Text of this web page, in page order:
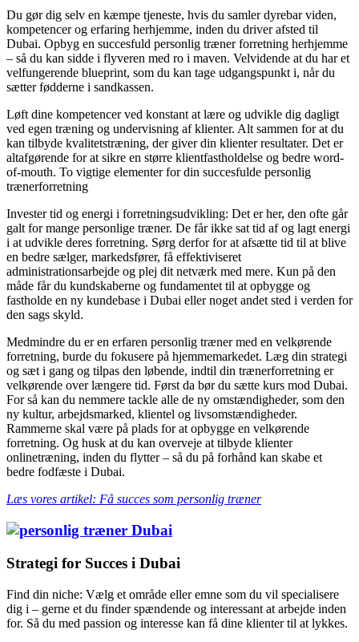
Du gør dig selv en kæmpe tjeneste, hvis du samler dyrebar viden,
kompetencer og erfaring herhjemme, inden du driver afsted til
Dubai. Opbyg en succesfuld personlig træner forretning herhjemme
– så du kan sidde i flyveren med ro i maven. Velvidende at du har et
velfungerende blueprint, som du kan tage udgangspunkt i, når du
sætter fødderne i sandkassen.
Løft dine kompetencer ved konstant at lære og udvikle dig dagligt
ved egen træning og undervisning af klienter. Alt sammen for at du
kan tilbyde kvalitetstræning, der giver din klienter resultater. Det er
altafgørende for at sikre en større klientfastholdelse og bedre word-
of-mouth. To vigtige elementer for din succesfulde personlig
trænerforretning
Invester tid og energi i forretningsudvikling: Det er her, den ofte går
galt for mange personlige træner. De får ikke sat tid af og lagt energi
i at udvikle deres forretning. Sørg derfor for at afsætte tid til at blive
en bedre sælger, markedsfører, få effektiviseret
administrationsarbejde og plej dit netværk med mere. Kun på den
måde får du kundskaberne og fundamentet til at opbygge og
fastholde en ny kundebase i Dubai eller noget andet sted i verden for
den sags skyld.
Medmindre du er en erfaren personlig træner med en velkørende
forretning, burde du fokusere på hjemmemarkedet. Læg din strategi
og sæt i gang og tilpas den løbende, indtil din trænerforretning er
velkørende over længere tid. Først da bør du sætte kurs mod Dubai.
For så kan du nemmere tackle alle de ny omstændigheder, som den
ny kultur, arbejdsmarked, klientel og livsomstændigheder.
Rammerne skal være på plads for at opbygge en velkørende
forretning. Og husk at du kan overveje at tilbyde klienter
onlinetræning, inden du flytter – så du på forhånd kan skabe et
bedre fodfæste i Dubai.
Læs vores artikel: Få succes som personlig træner
Strategi for Succes i Dubai
Find din niche: Vælg et område eller emne som du vil specialisere
dig i – gerne et du finder spændende og interessant at arbejde inden
for. Så du med passion og interesse kan få dine klienter til at lykkes.